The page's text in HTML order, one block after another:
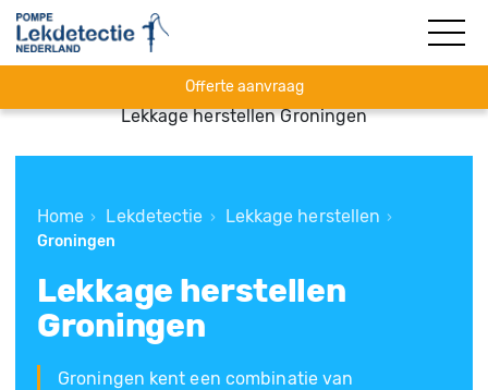
Offerte aanvraag
Lekkage herstellen Groningen
Home › Lekdetectie › Lekkage herstellen ›
Groningen
Lekkage herstellen
Groningen
Groningen kent een combinatie van